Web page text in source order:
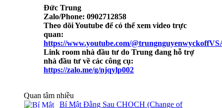
Đức Trung
Zalo/Phone: 0902712858
Theo dõi Youtube để có thể xem video trực
quan:
https://www.youtube.com/
Link room nhà đầu tư do Trung đang hỗ trợ
nhà đầu tư về các công cụ:
https://zalo.me/g/njqylp002
Quan tâm nhiều
Bí Mật Đằng Sau CHOCH (Change of